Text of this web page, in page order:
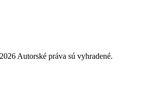
Autorské práva sú vyhradené.